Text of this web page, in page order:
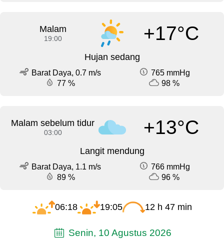
Malam
19:00 +17°C
Hujan sedang
Barat Daya, 0.7 m/s
765 mmHg
77 %
98 %
Malam sebelum tidur
03:00 +13°C
Langit mendung
Barat Daya, 1.1 m/s
766 mmHg
89 %
96 %
06:18 19:05 12 h 47 min
Senin, 10 Agustus 2026